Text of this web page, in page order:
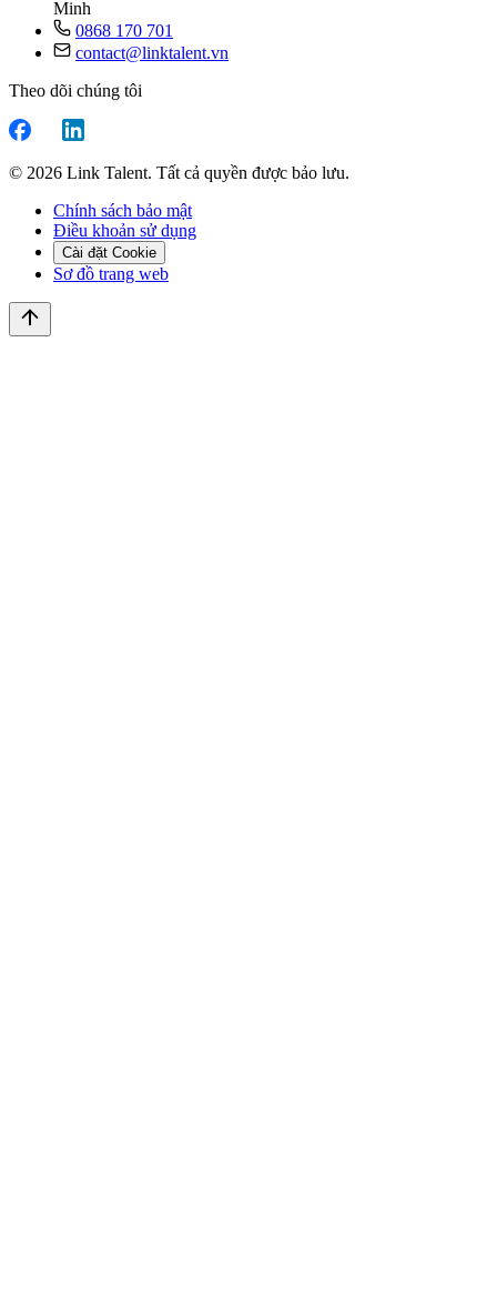
Minh
0868 170 701
contact@linktalent.vn
Theo dõi chúng tôi
© 2026 Link Talent. Tất cả quyền được bảo lưu.
Chính sách bảo mật
Điều khoản sử dụng
Cài đặt Cookie
Sơ đồ trang web